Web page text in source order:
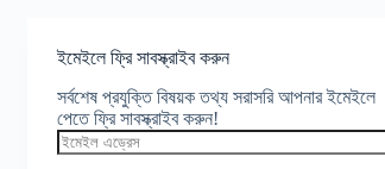
ইমেইলে ফ্রি সাবস্ক্রাইব করুন
সর্বশেষ প্রযুক্তি বিষয়ক তথ্য সরাসরি আপনার ইমেইলে
পেতে ফ্রি সাবস্ক্রাইব করুন!
ইমেইল
এড্রেস